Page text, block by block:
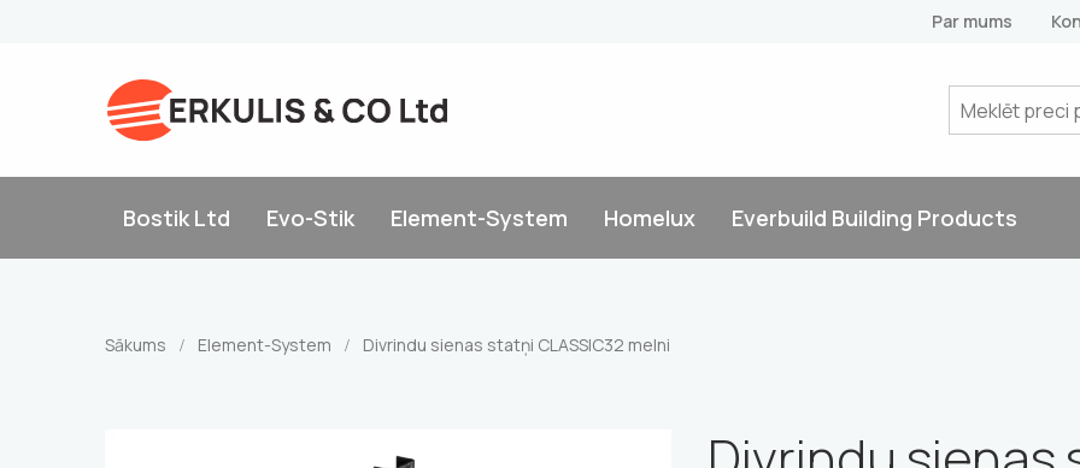
Par mums
Bostik Ltd Evo-Stik Element-System Homelux Everbuild Building Products
Sākums / Element-System / Divrindu sienas statņi CLASSIC32 melni